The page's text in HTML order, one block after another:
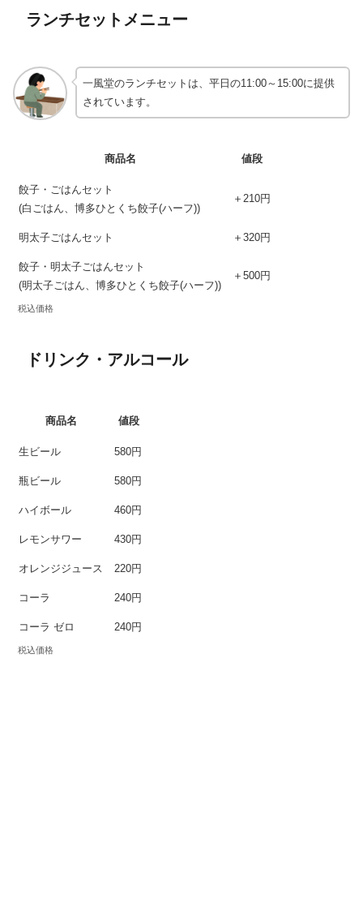
ランチセットメニュー
一風堂のランチセットは、平日の11:00～15:00に提供
されています。
商品名 値段
餃子・ごはんセット
(白ごはん、博多ひとくち餃子(ハーフ))
＋210円
明太子ごはんセット ＋320円
餃子・明太子ごはんセット
(明太子ごはん、博多ひとくち餃子(ハーフ))
＋500円
税込価格
ドリンク・アルコール
商品名 値段
生ビール 580円
瓶ビール 580円
ハイボール 460円
レモンサワー 430円
オレンジジュース 220円
コーラ 240円
コーラ ゼロ 240円
税込価格